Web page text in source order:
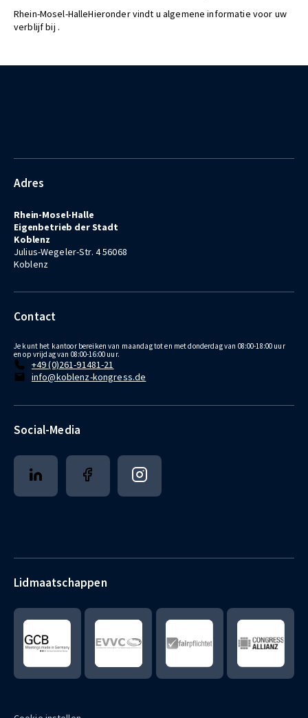
Rhein-Mosel-HalleHieronder vindt u algemene informatie voor uw
verblijf bij .
Adres
Rhein-Mosel-Halle
Eigenbetrieb der Stadt
Koblenz
Julius-Wegeler-Str. 4 56068
Koblenz
Contact
Je kunt het kantoor bereiken van maandag tot en met donderdag van 08:00-18:00 uur
en op vrijdag van 08:00-16:00 uur.
+49 (0)261-91481-21
info@koblenz-kongress.de
Social-Media
Lidmaatschappen